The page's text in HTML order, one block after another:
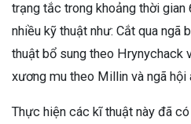
trạng tắc trong khoảng thời
nhiều kỹ thuật như: Cắt qua ngã
thuật bổ sung theo Hrynychack
xương mu theo Millin và ngã hội
Thực hiện các kĩ thuật này đã